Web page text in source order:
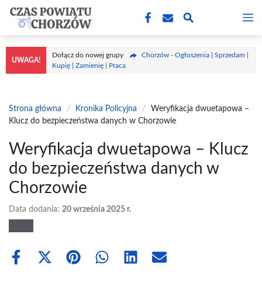
Przejdź
treści
UWAGA!
Dołącz do nowej grupy
Chorzów - Ogłoszenia | Sprzedam |
Kupię | Zamienię | Praca
Strona główna / Kronika Policyjna /
Weryfikacja dwuetapowa –
Klucz do bezpieczeństwa danych w Chorzowie
Weryfikacja dwuetapowa – Klucz
do bezpieczeństwa danych w
Chorzowie
Data dodania: 20 września 2025 r.
Share
Share Share Share Share Share